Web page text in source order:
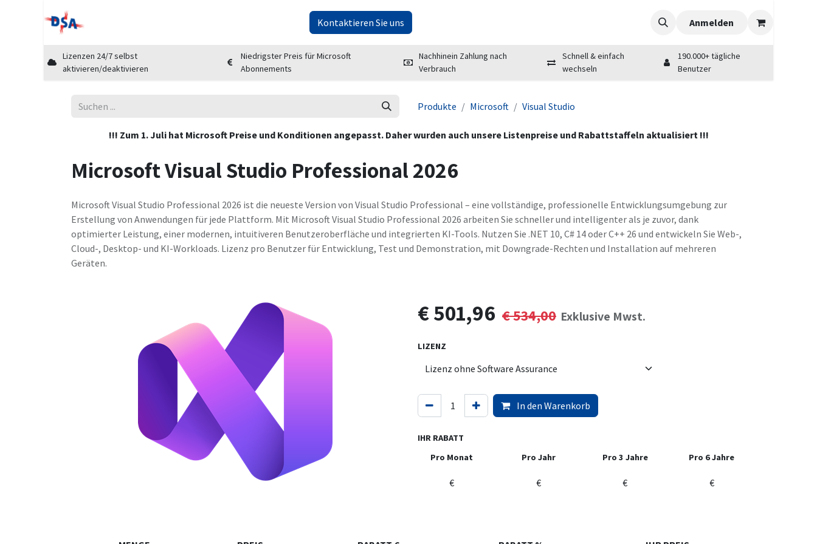
Kontaktieren Sie uns Anmelden
Lizenzen 24/7 selbst
aktivieren/deaktivieren
Niedrigster Preis für Microsoft
Abonnements
Nachhinein Zahlung nach
Verbrauch
Schnell & einfach
wechseln
190.000+ tägliche
Benutzer
Produkte Microsoft Visual Studio
!!! Zum 1. Juli hat Microsoft Preise und Konditionen angepasst. Daher wurden auch unsere Listenpreise und Rabattstaffeln aktualisiert !!!
Microsoft Visual Studio Professional 2026
Microsoft Visual Studio Professional 2026 ist die neueste Version von Visual Studio Professional – eine vollständige, professionelle Entwicklungsumgebung zur
Erstellung von Anwendungen für jede Plattform. Mit Microsoft Visual Studio Professional 2026 arbeiten Sie schneller und intelligenter als je zuvor, dank
optimierter Leistung, einer modernen, intuitiveren Benutzeroberfläche und integrierten KI-Tools. Nutzen Sie .NET 10, C# 14 oder C++ 26 und entwickeln Sie Web-,
Cloud-, Desktop- und KI-Workloads. Lizenz pro Benutzer für Entwicklung, Test und Demonstration, mit Downgrade-Rechten und Installation auf mehreren
Geräten.
€501,96 €534,00 Exklusive Mwst.
LIZENZ
In den Warenkorb
IHR RABATT
Pro Monat
€
Pro Jahr
€
Pro 3 Jahre
€
Pro 6 Jahre
€